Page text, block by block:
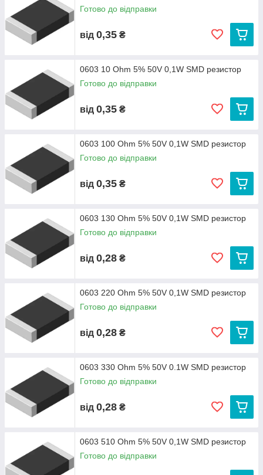
Готово до відправки
від 0,35 ₴
0603 10 Ohm 5% 50V 0,1W SMD резистор
Готово до відправки
від 0,35 ₴
0603 100 Ohm 5% 50V 0,1W SMD резистор
Готово до відправки
від 0,35 ₴
0603 130 Ohm 5% 50V 0,1W SMD резистор
Готово до відправки
від 0,28 ₴
0603 220 Ohm 5% 50V 0,1W SMD резистор
Готово до відправки
від 0,28 ₴
0603 330 Ohm 5% 50V 0.1W SMD резистор
Готово до відправки
від 0,28 ₴
0603 510 Ohm 5% 50V 0,1W SMD резистор
Готово до відправки